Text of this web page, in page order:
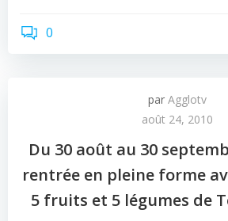
0
par Agglotv
août 24, 2010
Du 30 août au 30
rentrée en pleine forme
5 fruits et 5 légumes de